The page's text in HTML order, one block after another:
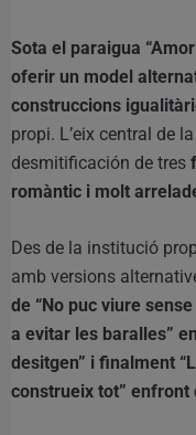
Sota el paraigua
oferir un model
construccions
propi. L’eix central de
desmitificación de tres
romàntic i molt
Des de la institució
amb versions
de “No puc viure
a evitar les baralles”
desitgen” i finalment
construeix tot” enfront